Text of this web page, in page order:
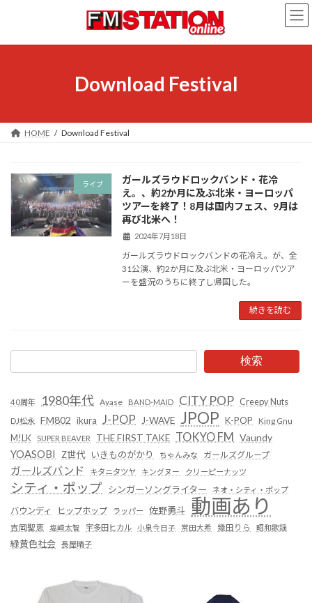
ン
ー
Download Festival
HOME Download Festival
ライブ
ガールズラウドロックバンド・花冷
え。、約2か月に及ぶ北米・ヨーロッパ
ツアーを終了！8月は国内フェス、9月は
再び北米へ！
2024年7月18日
ガールズラウドロックバンドの花冷え。が、全
31公演、約2か月に及ぶ北米・ヨーロッパツア
ーを盛況のうちに終了し帰国した。
続きを読む
検索
40周年 1980年代 Ayase BAND-MAID CITY POP Creepy Nuts
DJ松永 FM802 ikura J-POP J-WAVE JPOP K-POP
King Gnu
M!LK
SUPER BEAVER THE FIRST TAKE TOKYO FM Vaundy
YOASOBI Z世代 いきものがかり ちゃんみな ガールズグループ
ガールズバンド キタニタツヤ キングヌー クリーピーナッツ
シティ・ポップ シンガーソングライター ネオ・シティ・ポップ
バウンディ ヒップホップ ラッパー 佐野勇斗 動画あり
吉岡聖恵 塩﨑太智 宇多田ヒカル 小泉今日子 常田大希 幾田りら 昭和歌謡
緑黄色社会 長屋晴子